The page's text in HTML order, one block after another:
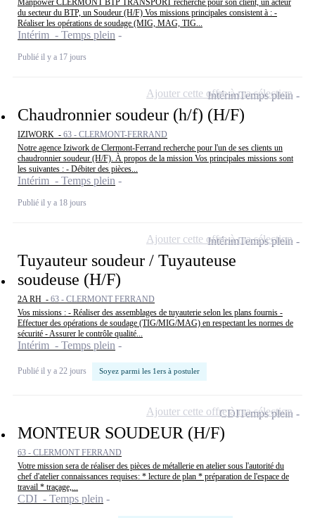
Manpower CLERMONT BTP TRANSPORT recherche pour son client, un acteur
du secteur du BTP, un Soudeur (H/F) Vos missions principales consistent à : -
Réaliser les opérations de soudage (MIG, MAG, TIG...
Intérim - Temps plein
Publié il y a 17 jours
Chaudronnier soudeur (h/f) (H/F)
IZIWORK - 63 - CLERMONT-FERRAND
Notre agence Iziwork de Clermont-Ferrand recherche pour l'un de ses clients un
chaudronnier soudeur (H/F). À propos de la mission Vos principales missions sont
les suivantes : - Débiter des pièces...
Intérim - Temps plein
Publié il y a 18 jours
IntérimTemps plein
Ajouter cette offre à ma sélection
Tuyauteur soudeur / Tuyauteuse
soudeuse (H/F)
2A RH - 63 - CLERMONT FERRAND
Vos missions : - Réaliser des assemblages de tuyauterie selon les plans fournis -
Effectuer des opérations de soudage (TIG/MIG/MAG) en respectant les normes de
sécurité - Assurer le contrôle qualité...
Intérim - Temps plein
Publié il y a 22 jours Soyez parmi les 1ers à postuler
IntérimTemps plein
Ajouter cette offre à ma sélection
MONTEUR SOUDEUR (H/F)
63 - CLERMONT FERRAND
Votre mission sera de réaliser des pièces de métallerie en atelier sous l'autorité du
chef d'atelier connaissances requises: * lecture de plan * préparation de l'espace de
travail * traçage,...
CDI - Temps plein
CDITemps plein
Ajouter cette offre à ma sélection